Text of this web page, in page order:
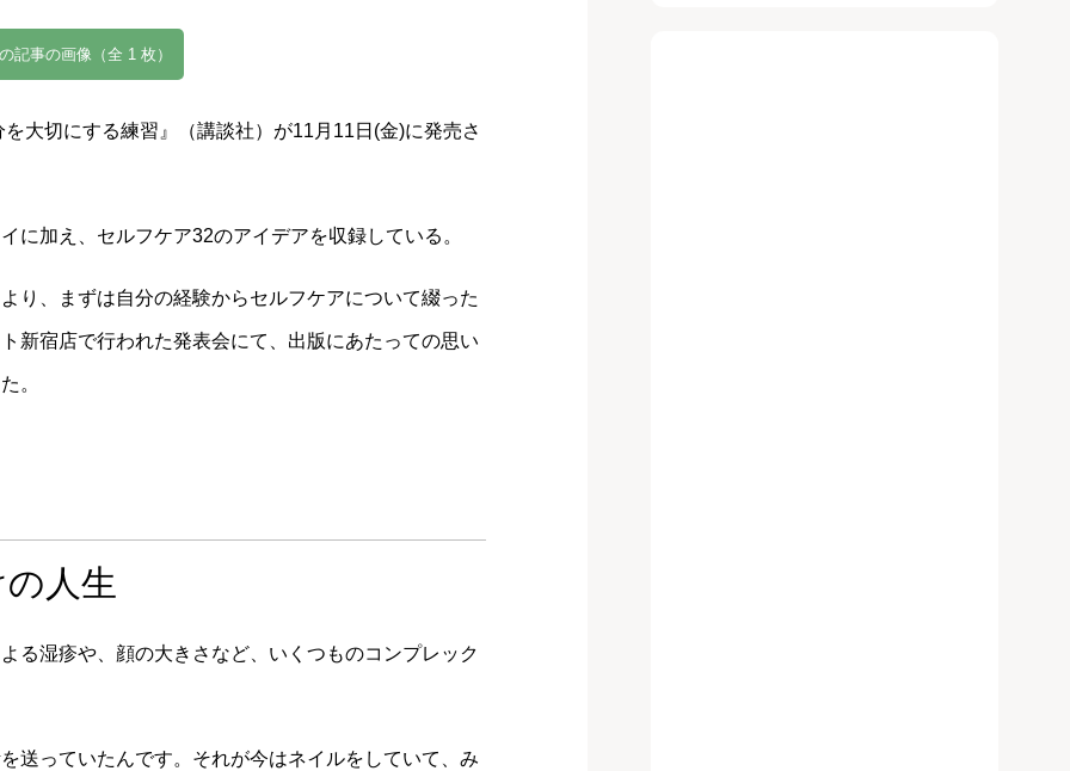
記事の画像（全 1 枚）
大切にする練習』（講談社）が11月11日(金)に発売さ
に加え、セルフケア32のアイデアを収録している。
り、まずは自分の経験からセルフケアについて綴った
新宿店で行われた発表会にて、出版にあたっての思い
。
人生
る湿疹や、顔の大きさなど、いくつものコンプレック
送っていたんです。それが今はネイルをしていて、み